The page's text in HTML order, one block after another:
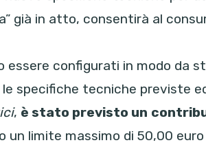
già in atto, consentirà al
essere configurati in modo da
specifiche tecniche previste
, è stato previsto un
un limite massimo di 50,00